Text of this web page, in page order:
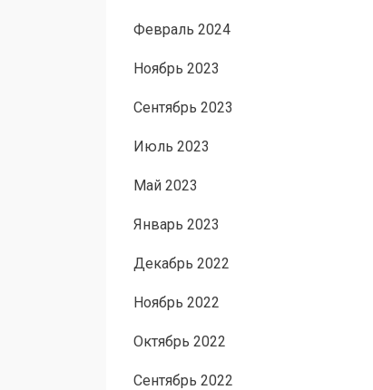
Февраль 2024
Ноябрь 2023
Сентябрь 2023
Июль 2023
Май 2023
Январь 2023
Декабрь 2022
Ноябрь 2022
Октябрь 2022
Сентябрь 2022